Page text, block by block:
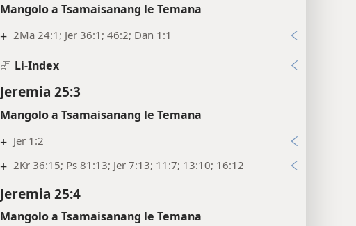
Mangolo a Tsamaisanang le Temana
+ 2Ma 24:1; Jer 36:1; 46:2; Dan 1:1
Li-Index
Jeremia 25:3
Mangolo a Tsamaisanang le Temana
+ Jer 1:2
+ 2Kr 36:15; Ps 81:13; Jer 7:13; 11:7; 13:10; 16:12
Jeremia 25:4
Mangolo a Tsamaisanang le Temana